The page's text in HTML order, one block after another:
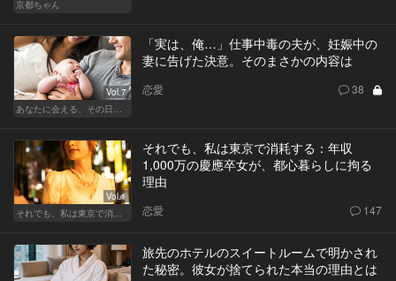
京都ちゃん
Vol.7
「実は、俺…」仕事中毒の夫が、妊娠中の
妻に告げた決意。そのまさかの内容は
恋愛 38
Vol.1
それでも、私は東京で消耗する：年収
1,000万の慶應卒女が、都心暮らしに拘る
理由
恋愛 147
旅先のホテルのスイートルームで明かされ
た秘密。彼女が捨てられた本当の理由とは